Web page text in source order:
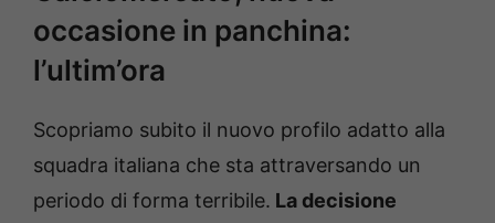
occasione in panchina:
l’ultim’ora
Scopriamo subito il nuovo profilo adatto alla
squadra italiana che sta attraversando un
periodo di forma terribile. La decisione